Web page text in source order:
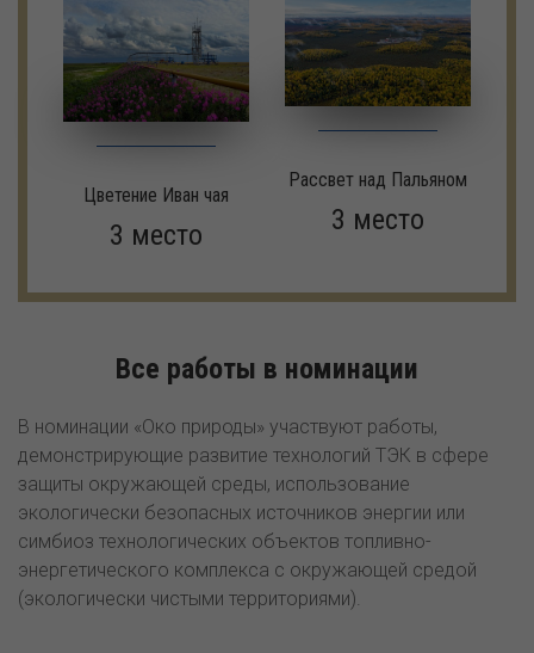
Цветение Иван чая
3 место
Рассвет над Пальяном
3 место
Все работы в номинации
В номинации «Око природы» участвуют работы,
демонстрирующие развитие технологий ТЭК в сфере
защиты окружающей среды, использование
экологически безопасных источников энергии или
симбиоз технологических объектов топливно-
энергетического комплекса с окружающей средой
(экологически чистыми территориями).